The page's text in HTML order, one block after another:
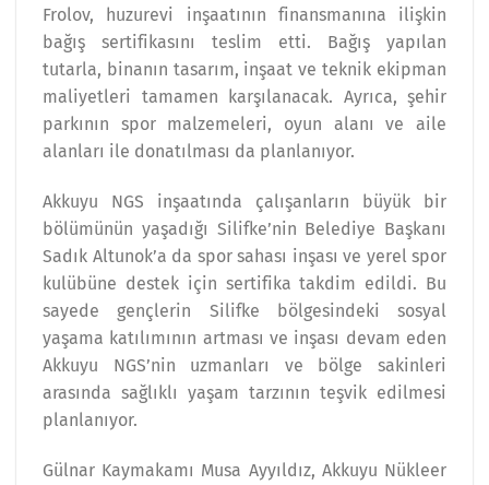
Frolov, huzurevi inşaatının finansmanına ilişkin
bağış sertifikasını teslim etti. Bağış yapılan
tutarla, binanın tasarım, inşaat ve teknik ekipman
maliyetleri tamamen karşılanacak. Ayrıca, şehir
parkının spor malzemeleri, oyun alanı ve aile
alanları ile donatılması da planlanıyor.
Akkuyu NGS inşaatında çalışanların büyük bir
bölümünün yaşadığı Silifke’nin Belediye Başkanı
Sadık Altunok’a da spor sahası inşası ve yerel spor
kulübüne destek için sertifika takdim edildi. Bu
sayede gençlerin Silifke bölgesindeki sosyal
yaşama katılımının artması ve inşası devam eden
Akkuyu NGS’nin uzmanları ve bölge sakinleri
arasında sağlıklı yaşam tarzının teşvik edilmesi
planlanıyor.
Gülnar Kaymakamı Musa Ayyıldız, Akkuyu Nükleer